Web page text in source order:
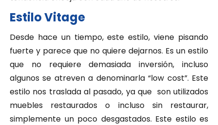
Estilo Vitage
Desde hace un tiempo, este estilo, viene pisando
fuerte y parece que no quiere dejarnos. Es un estilo
que no requiere demasiada inversión, incluso
algunos se atreven a denominarla “low cost”. Este
estilo nos traslada al pasado, ya que son utilizados
muebles restaurados o incluso sin restaurar,
simplemente un poco desgastados. Este estilo es